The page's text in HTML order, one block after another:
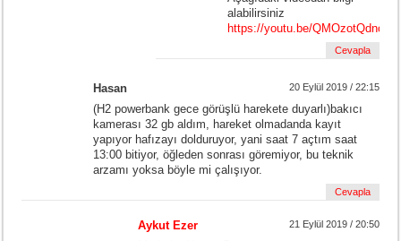
alabilirsiniz
https://youtu.be/QMOzotQdnoM
Cevapla
Hasan 20 Eylül 2019 / 22:15
(H2 powerbank gece görüşlü harekete duyarlı)bakıcı
kamerası 32 gb aldım, hareket olmadanda kayıt
yapıyor hafızayı dolduruyor, yani saat 7 açtım saat
13:00 bitiyor, öğleden sonrası göremiyor, bu teknik
arzamı yoksa böyle mi çalışıyor.
Cevapla
Aykut Ezer 21 Eylül 2019 / 20:50